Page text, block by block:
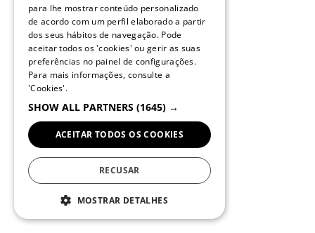
PORTUGUESE
ENGLISH
para lhe mostrar conteúdo personalizado
de acordo com um perfil elaborado a partir
dos seus hábitos de navegação. Pode
aceitar todos os 'cookies' ou gerir as suas
preferências no painel de configurações.
Para mais informações, consulte a
'Cookies'.
SHOW ALL PARTNERS (1645) →
ACEITAR TODOS OS COOKIES
RECUSAR
MOSTRAR DETALHES